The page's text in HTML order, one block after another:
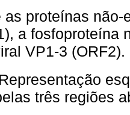
as proteínas
a fosfoproteína
VP1-3 (ORF2).
três regiões